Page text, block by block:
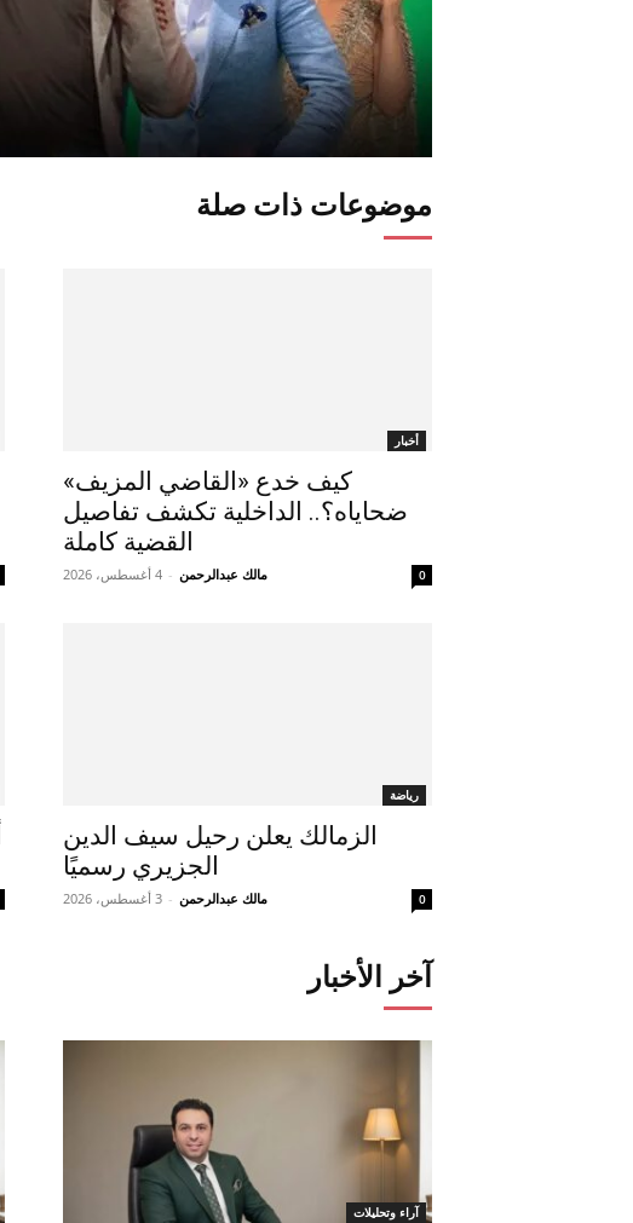
موضوعات ذات صلة
أخبار
كيف خدع «القاضي المزيف»
ضحاياه؟.. الداخلية تكشف تفاصيل
القضية كاملة
مالك عبدالرحمن - 4 أغسطس، 2026 0
رياضة
الزمالك يعلن رحيل سيف الدين
الجزيري رسميًا
مالك عبدالرحمن - 3 أغسطس، 2026 0
آخر الأخبار
آراء وتحليلات